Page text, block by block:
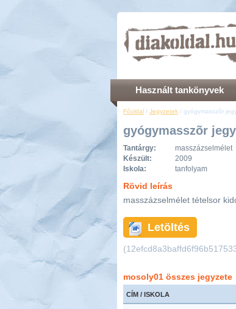
Használt tankönyvek
Főoldal / Jegyzetek / gyógymasszõr
gyógymasszõr
Tantárgy: masszázselmélet
Készült:
2009
Iskola:
tanfolyam
Rövid leírás
masszázselmélet tételsor
Letöltés
mosoly01 összes jegyzete
CÍM / ISKOLA